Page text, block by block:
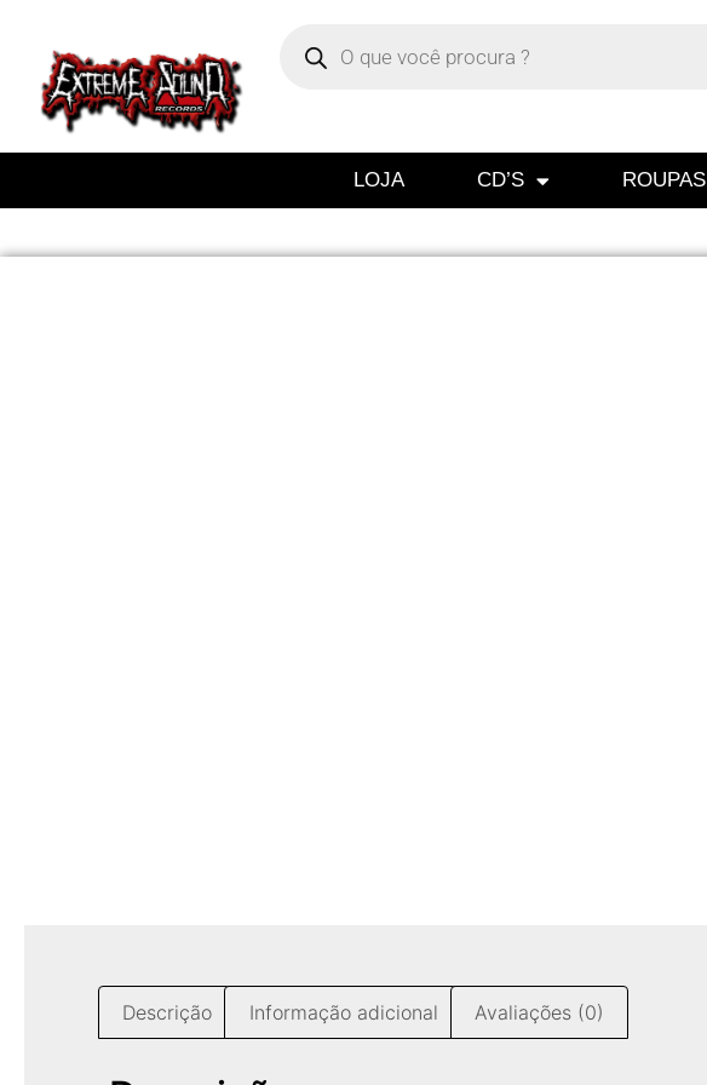
LOJA CD’S ROUPAS
Descrição Informação adicional Avaliações (0)